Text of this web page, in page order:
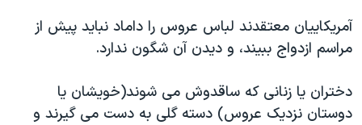
آمریکاییان معتقدند لباس عروس را داماد نباید پیش از
مراسم ازدواج ببیند، و دیدن آن شگون ندارد.
دختران یا زنانی که ساقدوش می شوند(خویشان یا
دوستان نزدیک عروس) دسته گلی به دست می گیرند و